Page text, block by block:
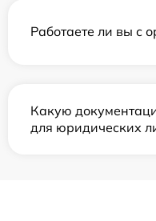
Работаете ли вы с
Какую
для юридических